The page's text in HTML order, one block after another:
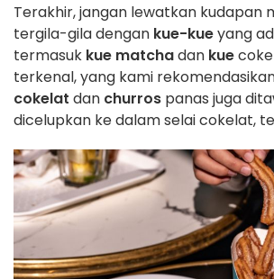
Terakhir, jangan lewatkan kudapan
tergila-gila dengan kue-kueyang
termasuk kue matchadan kue
terkenal, yang kami
cokelat dan churros panas juga
dicelupkan ke dalam selai cokelat,